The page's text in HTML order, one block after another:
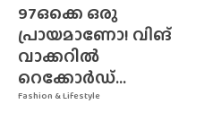
Fashion & Lifestyle
97ഒക്കെ ഒരു
പ്രായമാണോ! വിങ്
വാക്കറിൽ
റെക്കോർഡ്...